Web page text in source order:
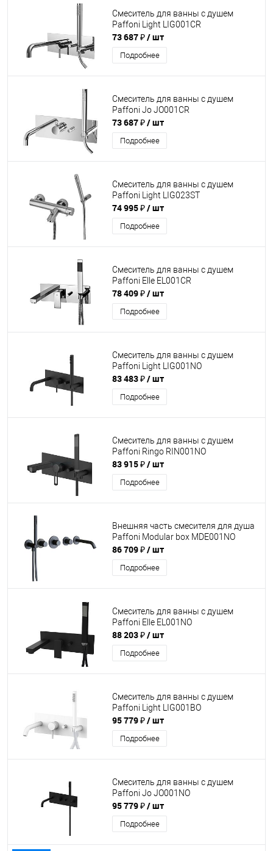
Смеситель для ванны с душем
Paffoni Light LIG001CR
73 687 ₽/ шт
Подробнее
Смеситель для ванны с душем
Paffoni Jo JO001CR
73 687 ₽/ шт
Подробнее
Смеситель для ванны с душем
Paffoni Light LIG023ST
74 995 ₽/ шт
Подробнее
Смеситель для ванны с душем
Paffoni Elle EL001CR
78 409 ₽/ шт
Подробнее
Смеситель для ванны с душем
Paffoni Light LIG001NO
83 483 ₽/ шт
Подробнее
Смеситель для ванны с душем
Paffoni Ringo RIN001NO
83 915 ₽/ шт
Подробнее
Внешняя часть смесителя для душа
Paffoni Modular box MDE001NO
86 709 ₽/ шт
Подробнее
Смеситель для ванны с душем
Paffoni Elle EL001NO
88 203 ₽/ шт
Подробнее
Смеситель для ванны с душем
Paffoni Light LIG001BO
95 779 ₽/ шт
Подробнее
Смеситель для ванны с душем
Paffoni Jo JO001NO
95 779 ₽/ шт
Подробнее